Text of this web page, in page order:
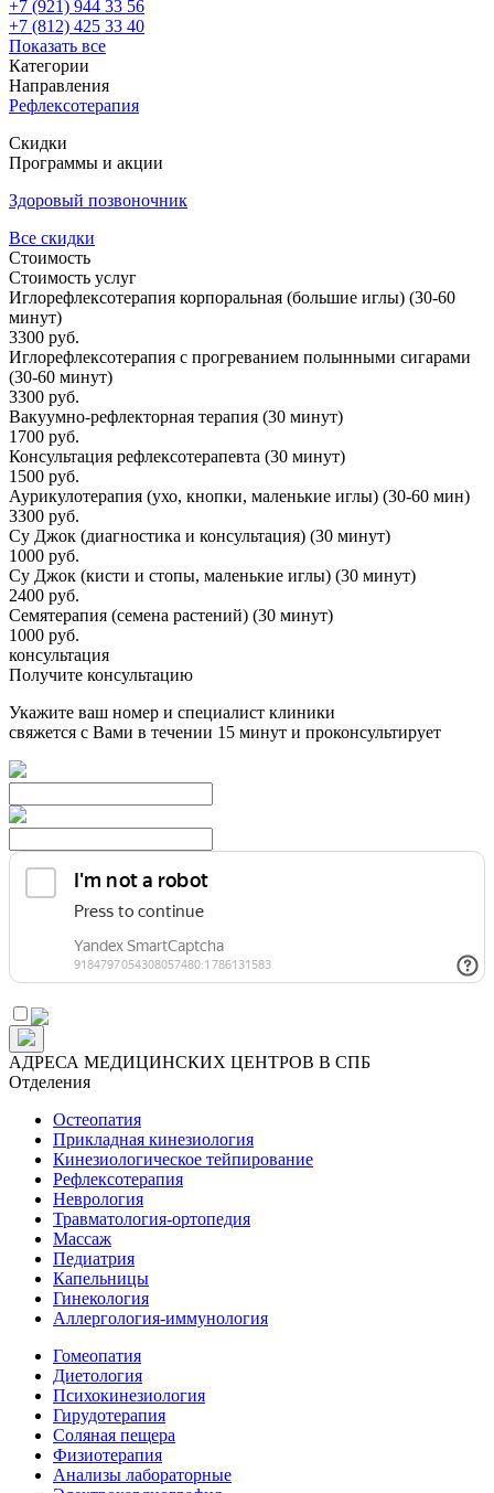
+7 (921) 944 33 56
+7 (812) 425 33 40
Показать все
Категории
Направления
Рефлексотерапия
Скидки
Программы и акции
Здоровый позвоночник
Все скидки
Стоимость
Стоимость услуг
Иглорефлексотерапия корпоральная (большие иглы) (30-60
минут)
3300 руб.
Иглорефлексотерапия с прогреванием полынными сигарами
(30-60 минут)
3300 руб.
Вакуумно-рефлекторная терапия (30 минут)
1700 руб.
Консультация рефлексотерапевта (30 минут)
1500 руб.
Аурикулотерапия (ухо, кнопки, маленькие иглы) (30-60 мин)
3300 руб.
Су Джок (диагностика и консультация) (30 минут)
1000 руб.
Су Джок (кисти и стопы, маленькие иглы) (30 минут)
2400 руб.
Семятерапия (семена растений) (30 минут)
1000 руб.
консультация
Получите консультацию
Укажите ваш номер и специалист клиники
свяжется с Вами в течении 15 минут и проконсультирует
АДРЕСА МЕДИЦИНСКИХ ЦЕНТРОВ В СПБ
Отделения
Остеопатия
Прикладная кинезиология
Кинезиологическое тейпирование
Рефлексотерапия
Неврология
Травматология-ортопедия
Массаж
Педиатрия
Капельницы
Гинекология
Аллергология-иммунология
Гомеопатия
Диетология
Психокинезиология
Гирудотерапия
Соляная пещера
Физиотерапия
Анализы лабораторные